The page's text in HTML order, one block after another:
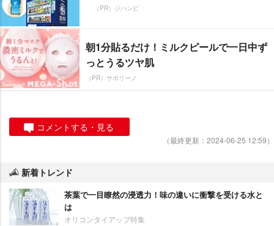
（PR）ジハンピ
朝1分貼るだけ！ミルクピールで一日中ず
っとうるツヤ肌
（PR）サボリーノ
コメントする・見る
（最終更新：2024-06-25 12:59）
新着トレンド
茶葉で一目瞭然の浸透力！味の違いに衝撃を受ける水と
は
オリコンタイアップ特集